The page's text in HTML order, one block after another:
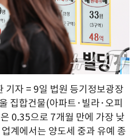
기자 = 9일 법원 등기정보광장
집합건물(아파트·빌라·오피
0.35으로 7개월 만에 가장 낮
계에서는 양도세 중과 유예 종